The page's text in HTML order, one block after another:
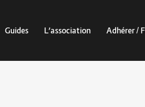
Guides L’association Adhérer /